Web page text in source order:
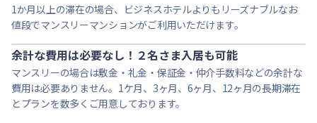
1か月以上の滞在の場合、ビジネスホテルよりもリーズナブルなお
値段でマンスリーマンションがご利用いただけます。
余計な費用は必要なし！２名さま入居も可能
マンスリーの場合は敷金・礼金・保証金・仲介手数料などの余計な
費用は必要ありません。1ケ月、3ヶ月、6ヶ月、12ヶ月の長期滞在
とプランを数多くご用意しております。